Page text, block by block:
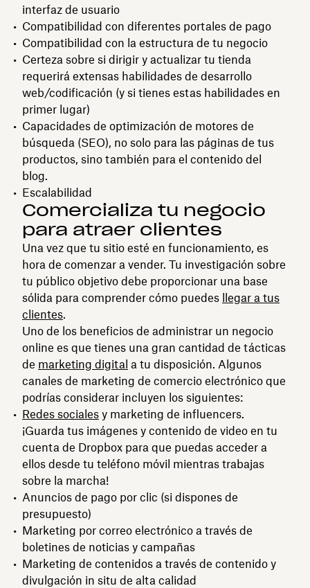
interfaz de usuario
Compatibilidad con diferentes portales de pago
Compatibilidad con la estructura de tu negocio
Certeza sobre si dirigir y actualizar tu tienda
requerirá extensas habilidades de desarrollo
web/codificación (y si tienes estas habilidades en
primer lugar)
Capacidades de optimización de motores de
búsqueda (SEO), no solo para las páginas de tus
productos, sino también para el contenido del
blog.
Escalabilidad
Comercializa tu negocio
para atraer clientes
Una vez que tu sitio esté en funcionamiento, es
hora de comenzar a vender. Tu investigación sobre
tu público objetivo debe proporcionar una base
sólida para comprender cómo puedes llegar a tus
clientes.
Uno de los beneficios de administrar un negocio
online es que tienes una gran cantidad de tácticas
de marketing digital a tu disposición. Algunos
canales de marketing de comercio electrónico que
podrías considerar incluyen los siguientes:
Redes sociales y marketing de influencers.
¡Guarda tus imágenes y contenido de video en tu
cuenta de Dropbox para que puedas acceder a
ellos desde tu teléfono móvil mientras trabajas
sobre la marcha!
Anuncios de pago por clic (si dispones de
presupuesto)
Marketing por correo electrónico a través de
boletines de noticias y campañas
Marketing de contenidos a través de contenido y
divulgación in situ de alta calidad